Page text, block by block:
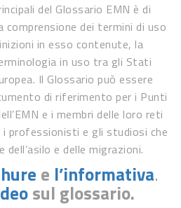
del Glossario EMN è di
dei termini di uso
in esso contenute, la
in uso tra gli Stati
Il Glossario può essere
di riferimento per i Punti
e i membri delle loro reti
i professionisti e gli studiosi che
e delle migrazioni.
e l’informativa.
sul glossario.